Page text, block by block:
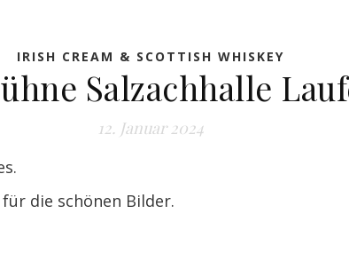
IRISH CREAM & SCOTTISH WHISKEY
Salzachhalle
12. Januar 2024
die schönen Bilder.